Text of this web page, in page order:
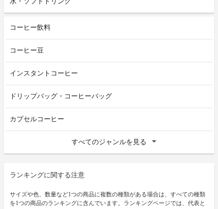
コーヒー飲料
コーヒー豆
インスタントコーヒー
ドリップバッグ・コーヒーバッグ
カプセルコーヒー
すべてのジャンルを見る
ランキングに関する注意
サイズや色、数量など1つの商品に複数の種類がある場合は、すべての種類
を1つの商品のランキングに含んでいます。ランキングページでは、代表と